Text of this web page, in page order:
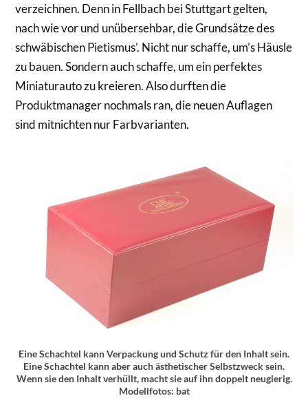
verzeichnen. Denn in Fellbach bei Stuttgart gelten,
nach wie vor und unübersehbar, die Grundsätze des
schwäbischen Pietismus’. Nicht nur schaffe, um’s Häusle
zu bauen. Sondern auch schaffe, um ein perfektes
Miniaturauto zu kreieren. Also durften die
Produktmanager nochmals ran, die neuen Auflagen
sind mitnichten nur Farbvarianten.
Eine Schachtel kann Verpackung und Schutz für den Inhalt sein.
Eine Schachtel kann aber auch ästhetischer Selbstzweck sein.
Wenn sie den Inhalt verhüllt, macht sie auf ihn doppelt neugierig.
Modellfotos: bat